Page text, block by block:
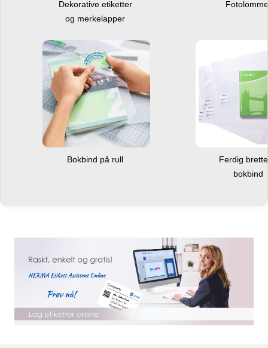
Dekorative etiketter
og merkelapper
Bokbind på rull
Ferdig
bokbind